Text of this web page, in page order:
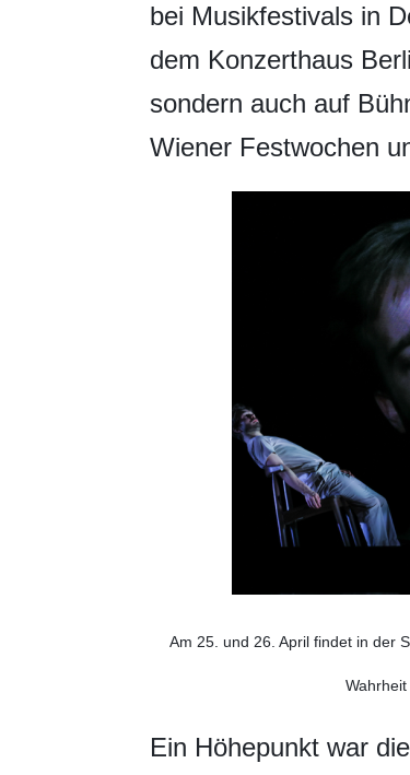
bei Musikfestivals in
dem Konzerthaus
sondern auch auf
Wiener Festwochen
Am 25. und 26. April findet in der
Ein Höhepunkt war